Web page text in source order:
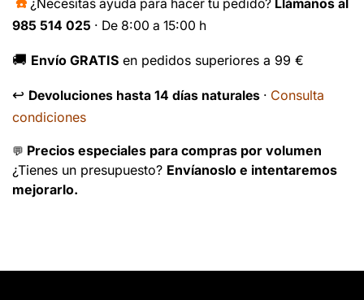
¿Necesitas ayuda para hacer tu pedido? Llámanos al
985 514 025 · De 8:00 a 15:00 h
🚚 Envío GRATIS en pedidos superiores a 99 €
↩️ Devoluciones hasta 14 días naturales · Consulta
condiciones
💬 Precios especiales para compras por volumen
¿Tienes un presupuesto? Envíanoslo e intentaremos
mejorarlo.